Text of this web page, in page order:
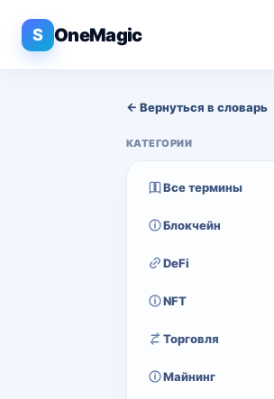
S OneMagic
← Вернуться в словарь
КАТЕГОРИИ
Все термины
Блокчейн
DeFi
NFT
Торговля
Майнинг